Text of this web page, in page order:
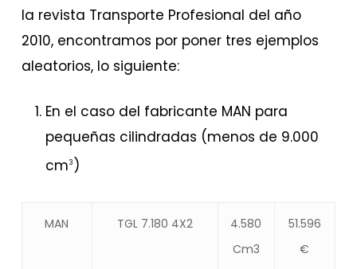
la revista Transporte Profesional del año
2010, encontramos por poner tres ejemplos
aleatorios, lo siguiente:
En el caso del fabricante MAN para
pequeñas cilindradas (menos de 9.000
cm3 )
MAN TGL 7.180 4X2
4.580
Cm3
51.596
€